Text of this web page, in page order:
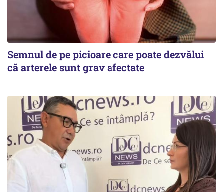
Semnul de pe picioare care poate dezvălui
că arterele sunt grav afectate